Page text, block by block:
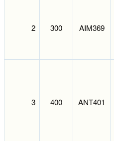
2 300 AIM369
3 400 ANT401